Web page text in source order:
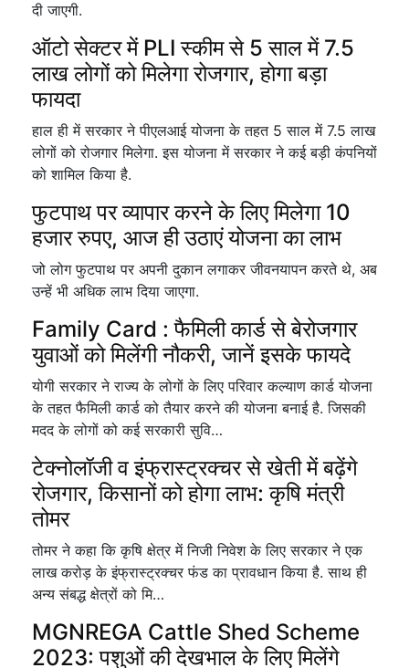
दी जाएगी.
ऑटो सेक्टर में PLI स्कीम से 5 साल में 7.5
लाख लोगों को मिलेगा रोजगार, होगा बड़ा
फायदा
हाल ही में सरकार ने पीएलआई योजना के तहत 5 साल में 7.5 लाख
लोगों को रोजगार मिलेगा. इस योजना में सरकार ने कई बड़ी कंपनियों
को शामिल किया है.
फुटपाथ पर व्यापार करने के लिए मिलेगा 10
हजार रुपए, आज ही उठाएं योजना का लाभ
जो लोग फुटपाथ पर अपनी दुकान लगाकर जीवनयापन करते थे, अब
उन्हें भी अधिक लाभ दिया जाएगा.
Family Card : फैमिली कार्ड से बेरोजगार
युवाओं को मिलेंगी नौकरी, जानें इसके फायदे
योगी सरकार ने राज्य के लोगों के लिए परिवार कल्याण कार्ड योजना
के तहत फैमिली कार्ड को तैयार करने की योजना बनाई है. जिसकी
मदद के लोगों को कई सरकारी सुवि…
टेक्नोलॉजी व इंफ्रास्ट्रक्चर से खेती में बढ़ेंगे
रोजगार, किसानों को होगा लाभ: कृषि मंत्री
तोमर
तोमर ने कहा कि कृषि क्षेत्र में निजी निवेश के लिए सरकार ने एक
लाख करोड़ के इंफ्रास्ट्रक्चर फंड का प्रावधान किया है. साथ ही
अन्य संबद्ध क्षेत्रों को मि…
MGNREGA Cattle Shed Scheme
2023: पशुओं की देखभाल के लिए मिलेंगे